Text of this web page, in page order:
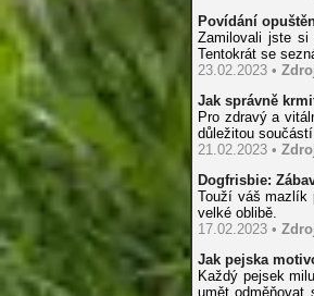
Povídání
Zamilovali jste
Tentokrát se
23.02.2023 •
Jak správně
Pro zdravý a
důležitou
21.02.2023 •
Dogfrisbie:
Touží váš mazlík
velké oblibě.
17.02.2023 •
Jak pejska
Každý pejsek
umět odměňovat